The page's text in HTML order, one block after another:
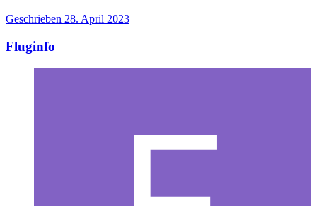
Geschrieben 28. April 2023
Fluginfo